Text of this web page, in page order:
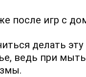
после игр с
делать
ведь при